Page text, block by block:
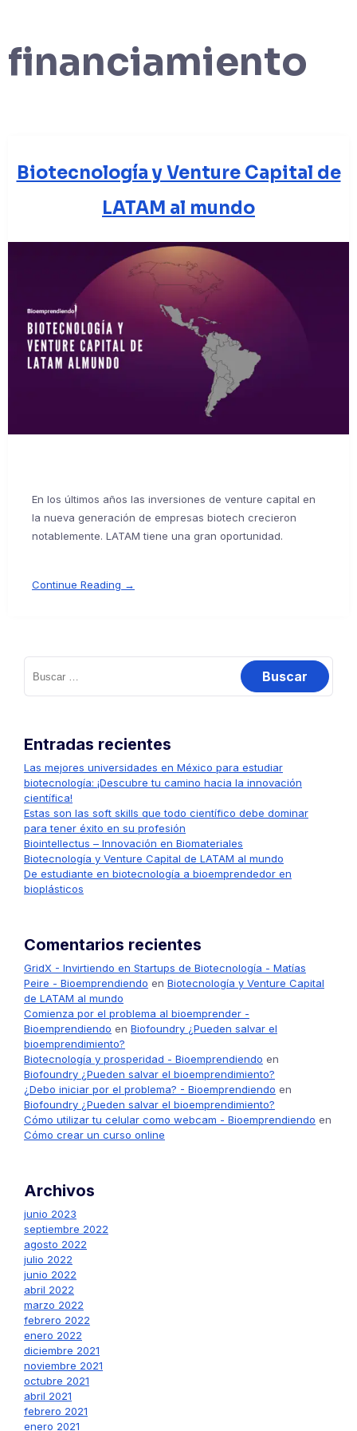
financiamiento
Biotecnología y Venture Capital de
LATAM al mundo
En los últimos años las inversiones de venture capital en
la nueva generación de empresas biotech crecieron
notablemente. LATAM tiene una gran oportunidad.
Continue Reading →
Buscar:
Entradas recientes
Las mejores universidades en México para estudiar
biotecnología: ¡Descubre tu camino hacia la innovación
científica!
Estas son las soft skills que todo científico debe dominar
para tener éxito en su profesión
Biointellectus – Innovación en Biomateriales
Biotecnología y Venture Capital de LATAM al mundo
De estudiante en biotecnología a bioemprendedor en
bioplásticos
Comentarios recientes
GridX - Invirtiendo en Startups de Biotecnología - Matías
Peire - Bioemprendiendo en Biotecnología y Venture Capital
de LATAM al mundo
Comienza por el problema al bioemprender -
Bioemprendiendo en Biofoundry ¿Pueden salvar el
bioemprendimiento?
Biotecnología y prosperidad - Bioemprendiendo en
Biofoundry ¿Pueden salvar el bioemprendimiento?
¿Debo iniciar por el problema? - Bioemprendiendo en
Biofoundry ¿Pueden salvar el bioemprendimiento?
Cómo utilizar tu celular como webcam - Bioemprendiendo en
Cómo crear un curso online
Archivos
junio 2023
septiembre 2022
agosto 2022
julio 2022
junio 2022
abril 2022
marzo 2022
febrero 2022
enero 2022
diciembre 2021
noviembre 2021
octubre 2021
abril 2021
febrero 2021
enero 2021